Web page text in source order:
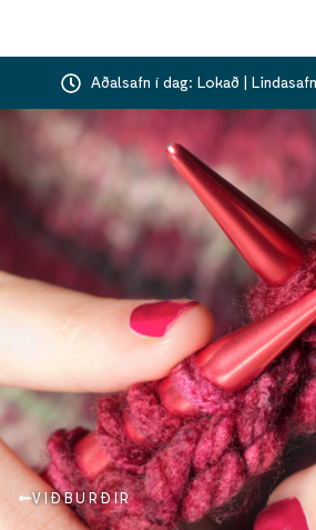
Aðalsafn í dag: Lokað |
VIÐBURÐIR